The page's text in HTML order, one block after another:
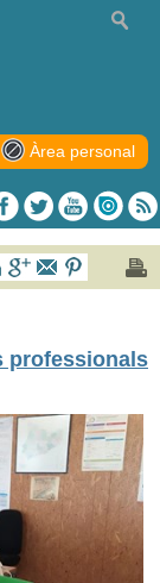
Àrea personal
professionals